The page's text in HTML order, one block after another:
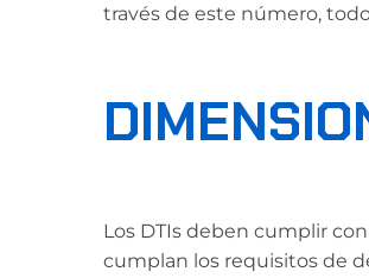
través de este número,
Los DTIs deben cumplir
cumplan los requisitos de